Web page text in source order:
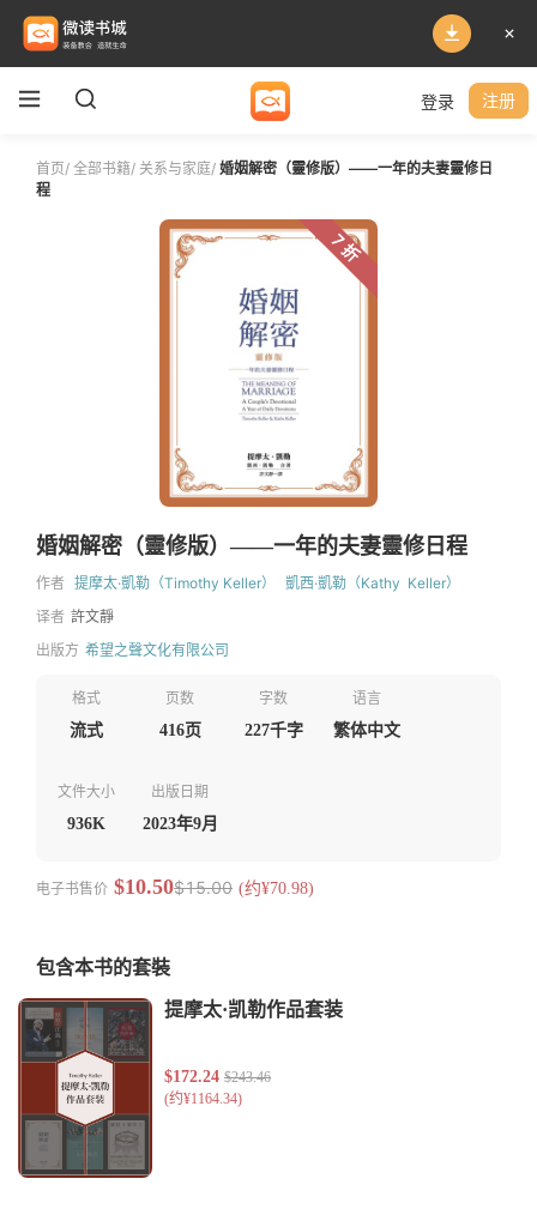
登录 注册
首页/ 全部书籍/ 关系与家庭/ 婚姻解密（靈修版）——一年的夫妻靈修日
程
7 折
婚姻解密（靈修版）——一年的夫妻靈修日程
作者 提摩太·凱勒（Timothy Keller）
凱西·凱勒（Kathy Keller）
译者 許文靜
出版方 希望之聲文化有限公司
格式
流式
页数
416页
字数
227千字
语言
繁体中文
文件大小
936K
出版日期
2023年9月
电子书售价 $10.50$15.00 (约¥70.98)
包含本书的套裝